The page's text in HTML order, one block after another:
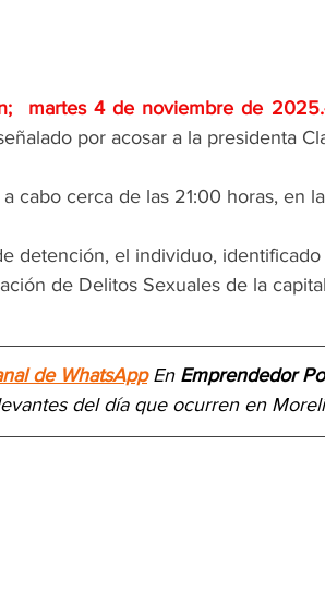
martes 4 de noviembre de 2025
por acosar a la presidenta
cabo cerca de las 21:00 horas, en
detención, el individuo, identificado
de Delitos Sexuales de la
de WhatsApp En Emprendedor
del día que ocurren en